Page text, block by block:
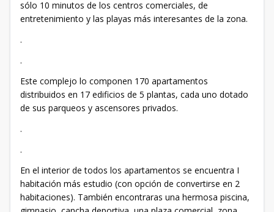
sólo 10 minutos de los centros comerciales, de
entretenimiento y las playas más interesantes de la zona.
.
.
Este complejo lo componen 170 apartamentos
distribuidos en 17 edificios de 5 plantas, cada uno dotado
de sus parqueos y ascensores privados.
.
.
En el interior de todos los apartamentos se encuentra I
habitación más estudio (con opción de convertirse en 2
habitaciones). También encontraras una hermosa piscina,